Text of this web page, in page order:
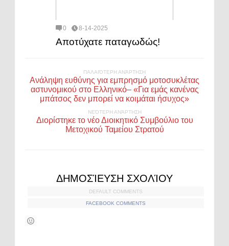
0 8-14-2025
Αποτύχατε παταγωδώς!
ΠΑΛΑΙΌΤΕΡΗ ΑΝΆΡΤΗΣΗ
Ανάληψη ευθύνης για εμπρησμό μοτοσυκλέτας
αστυνομικού στο Ελληνικό– «Για εμάς κανένας
μπάτσος δεν μπορεί να κοιμάται ήσυχος»
ΝΕΌΤΕΡΗ ΑΝΆΡΤΗΣΗ
Διορίστηκε το νέο Διοικητικό Συμβούλιο του
Μετοχικού Ταμείου Στρατού
ΔΗΜΟΣΊΕΥΣΗ ΣΧΟΛΊΟΥ
DEFAULT COMMENTS
FACEBOOK COMMENTS